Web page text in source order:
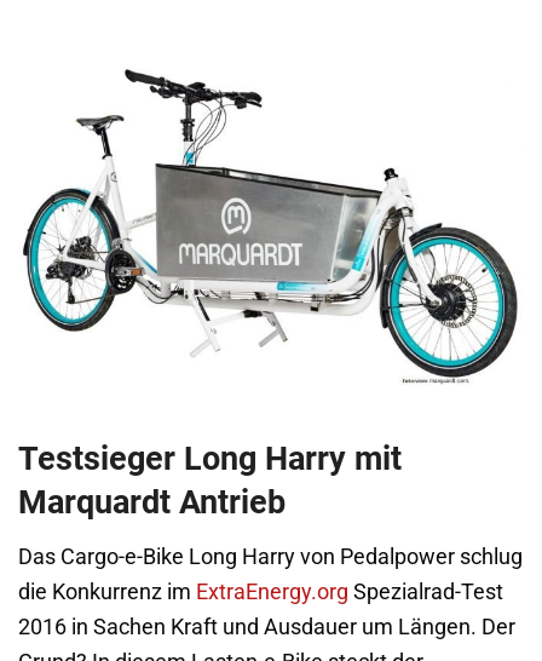
Testsieger Long Harry mit
Marquardt Antrieb
Das Cargo-e-Bike Long Harry von Pedalpower schlug
die Konkurrenz im ExtraEnergy.org Spezialrad-Test
2016 in Sachen Kraft und Ausdauer um Längen. Der